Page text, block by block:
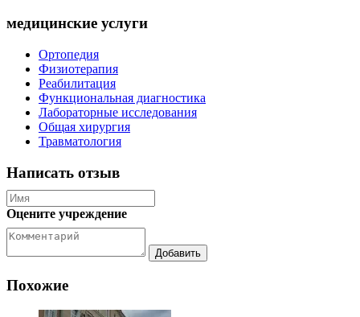
медицинские услуги
Ортопедия
Физиотерапия
Реабилитация
Функциональная диагностика
Лабораторные исследования
Общая хирургия
Травматология
Написать отзыв
Оцените учреждение
Похожие